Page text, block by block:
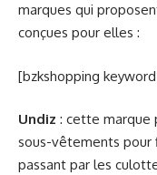
marques qui
conçues pour elles :
[bzkshopping
Undiz : cette marque
sous-vêtements pour
passant par les